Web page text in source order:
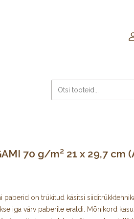
70 g/m² 21 x 29,7 cm
paberid on trükitud käsitsi
iga värv paberile eraldi. Mõnikord